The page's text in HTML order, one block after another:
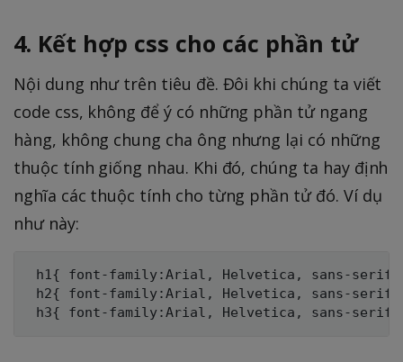
4. Kết hợp css cho các phần tử
Nội dung như trên tiêu đề. Đôi khi chúng ta viết
code css, không để ý có những phần tử ngang
hàng, không chung cha ông nhưng lại có những
thuộc tính giống nhau. Khi đó, chúng ta hay định
nghĩa các thuộc tính cho từng phần tử đó. Ví dụ
như này:
h1{ font-family:Arial, Helvetica, sans-serif;
h2{ font-family:Arial, Helvetica, sans-serif;